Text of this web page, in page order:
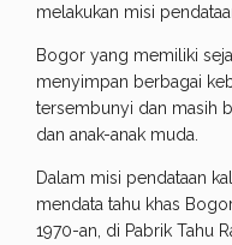
melakukan misi
Bogor yang memiliki
menyimpan berbagai
tersembunyi dan masih
dan anak-anak muda.
Dalam misi pendataan
mendata tahu khas
1970-an, di Pabrik Tahu